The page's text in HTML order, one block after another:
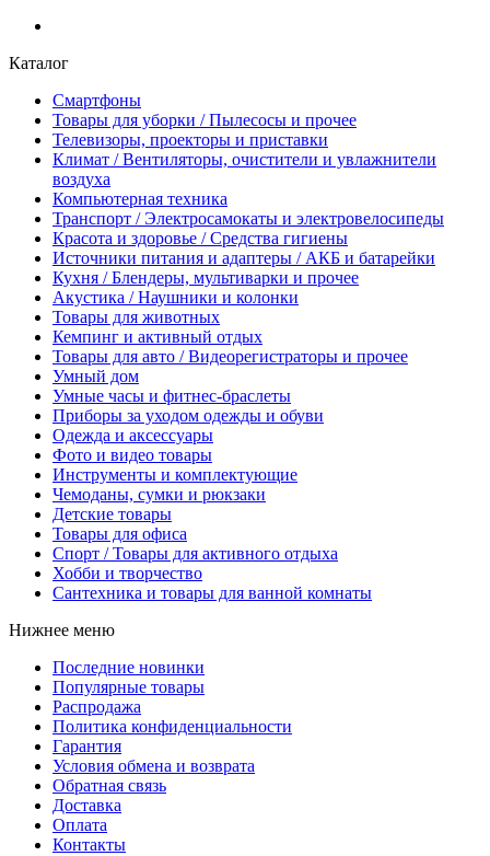
Каталог
Смартфоны
Товары для уборки / Пылесосы и прочее
Телевизоры, проекторы и приставки
Климат / Вентиляторы, очистители и увлажнители
воздуха
Компьютерная техника
Транспорт / Электросамокаты и электровелосипеды
Красота и здоровье / Средства гигиены
Источники питания и адаптеры / АКБ и батарейки
Кухня / Блендеры, мультиварки и прочее
Акустика / Наушники и колонки
Товары для животных
Кемпинг и активный отдых
Товары для авто / Видеорегистраторы и прочее
Умный дом
Умные часы и фитнес-браслеты
Приборы за уходом одежды и обуви
Одежда и аксессуары
Фото и видео товары
Инструменты и комплектующие
Чемоданы, сумки и рюкзаки
Детские товары
Товары для офиса
Спорт / Товары для активного отдыха
Хобби и творчество
Сантехника и товары для ванной комнаты
Нижнее меню
Последние новинки
Популярные товары
Распродажа
Политика конфиденциальности
Гарантия
Условия обмена и возврата
Обратная связь
Доставка
Оплата
Контакты